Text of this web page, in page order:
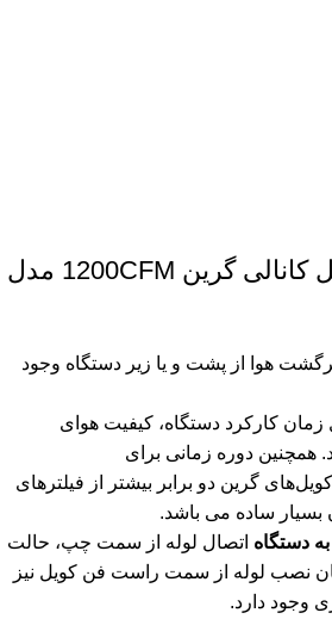
ویژگی های فن کویل کانالی گرین 1200CFM مدل
هوا از پشت و یا زیر دستگاه وجود
زمان کارکرد دستگاه، کیفیت هوای
همچنین دوره زمانی برای
گرین دو برابر بیشتر از فیلترهای
ساده می باشد.
دستگاه اتصال لوله از سمت چپ، حالت
نصب لوله از سمت راست فن کویل نیز
وجود دارد.